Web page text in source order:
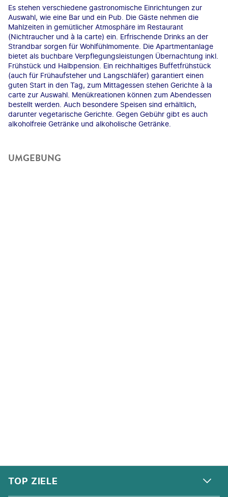
Es stehen verschiedene gastronomische Einrichtungen zur
Auswahl, wie eine Bar und ein Pub. Die Gäste nehmen die
Mahlzeiten in gemütlicher Atmosphäre im Restaurant
(Nichtraucher und à la carte) ein. Erfrischende Drinks an der
Strandbar sorgen für Wohlfühlmomente. Die Apartmentanlage
bietet als buchbare Verpflegungsleistungen Übernachtung inkl.
Frühstück und Halbpension. Ein reichhaltiges Buffetfrühstück
(auch für Frühaufsteher und Langschläfer) garantiert einen
guten Start in den Tag, zum Mittagessen stehen Gerichte à la
carte zur Auswahl. Menükreationen können zum Abendessen
bestellt werden. Auch besondere Speisen sind erhältlich,
darunter vegetarische Gerichte. Gegen Gebühr gibt es auch
alkoholfreie Getränke und alkoholische Getränke.
UMGEBUNG
TOP ZIELE